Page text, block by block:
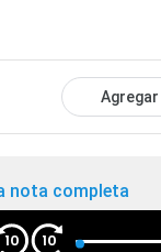
Agregar
nota completa
10 10